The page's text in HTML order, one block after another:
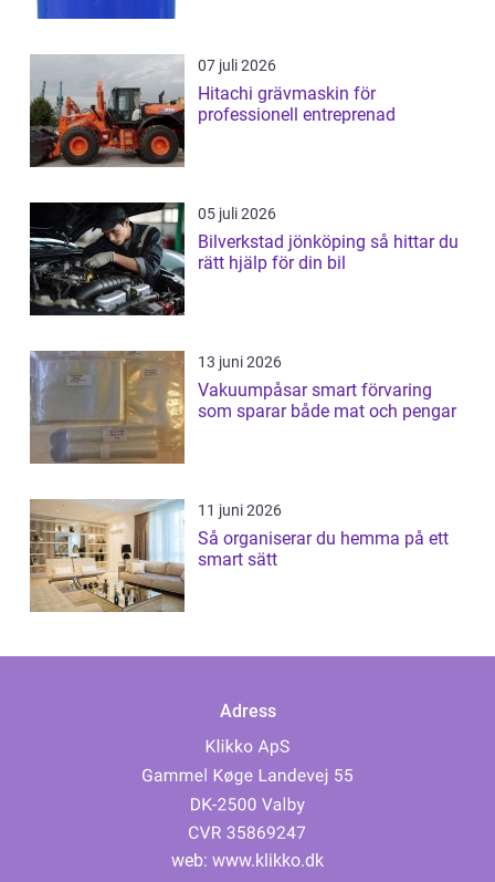
07 juli 2026
Hitachi grävmaskin för
professionell entreprenad
05 juli 2026
Bilverkstad jönköping så hittar du
rätt hjälp för din bil
13 juni 2026
Vakuumpåsar smart förvaring
som sparar både mat och pengar
11 juni 2026
Så organiserar du hemma på ett
smart sätt
Adress
web: www.klikko.dk